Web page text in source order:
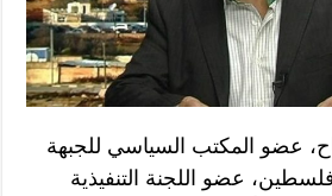
عضو المكتب السياسي للجبهة
عضو اللجنة التنفيذية